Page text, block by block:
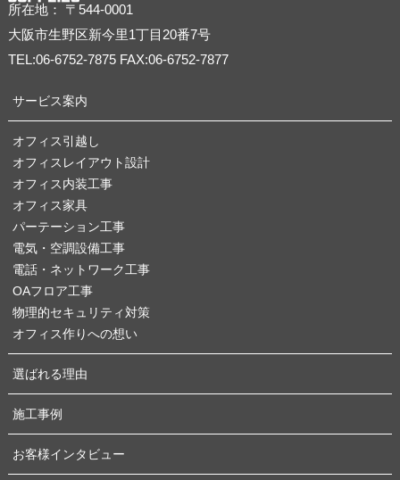
所在地： 〒544-0001
大阪市生野区新今里1丁目20番7号
TEL:06-6752-7875 FAX:06-6752-7877
サービス案内
オフィス引越し
オフィスレイアウト設計
オフィス内装工事
オフィス家具
パーテーション工事
電気・空調設備工事
電話・ネットワーク工事
OAフロア工事
物理的セキュリティ対策
オフィス作りへの想い
選ばれる理由
施工事例
お客様インタビュー